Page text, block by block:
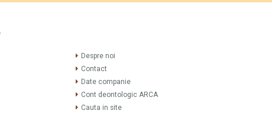
Despre noi
Contact
Date companie
Cont deontologic ARCA
Cauta in site